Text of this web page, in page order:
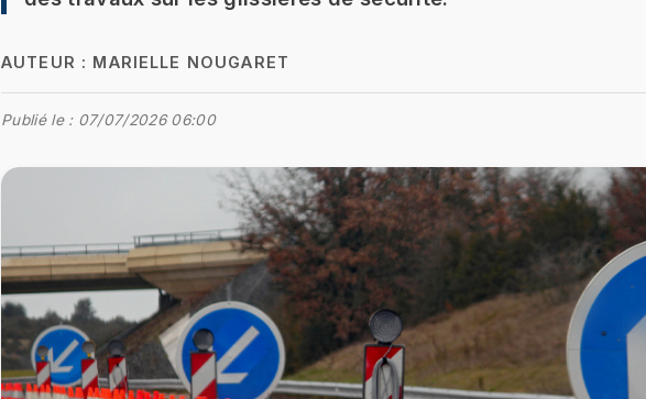
AUTEUR : MARIELLE NOUGARET
Publié le : 07/07/2026 06:00